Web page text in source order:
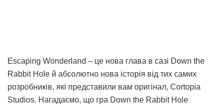
Escaping Wonderland – це нова глава в сазі Down the
Rabbit Hole й абсолютно нова історія від тих самих
розробників, які представили вам оригінал, Cortopia
Studios. Нагадаємо, що гра Down the Rabbit Hole